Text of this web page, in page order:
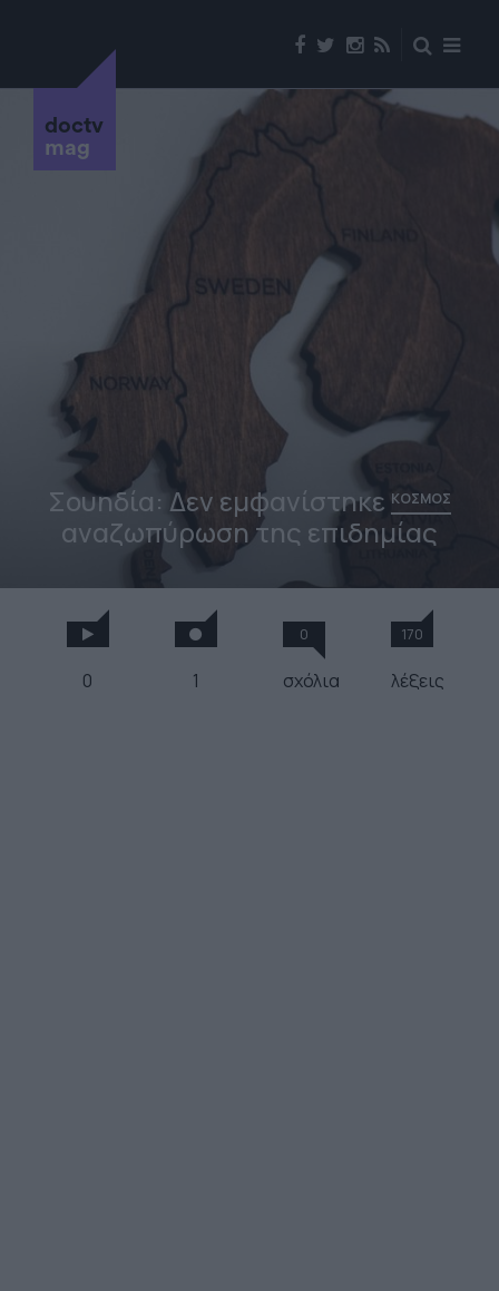
doctv
mag
Σουηδία: Δεν εμφανίστηκε ΚΟΣΜΟΣ
αναζωπύρωση της επιδημίας
0 1
0
σχόλια
170
λέξεις